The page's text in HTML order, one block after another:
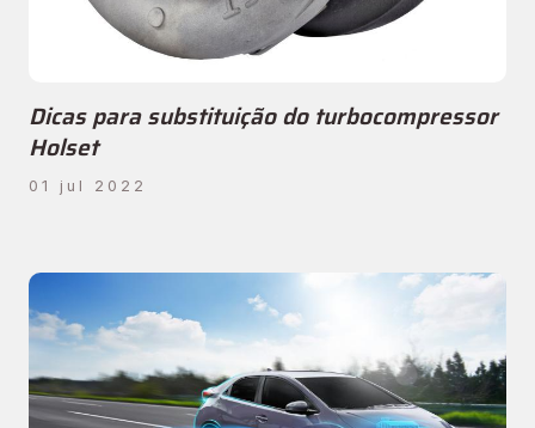
Dicas para substituição do turbocompressor
Holset
01 jul 2022